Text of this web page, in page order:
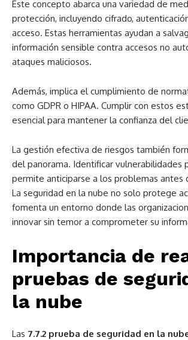
Este concepto abarca una variedad de
protección, incluyendo cifrado,
acceso. Estas herramientas ayudan a
información sensible contra accesos no
ataques maliciosos.
Además, implica el cumplimiento de
como GDPR o HIPAA. Cumplir con estos
esencial para mantener la confianza del
La gestión efectiva de riesgos también
del panorama. Identificar vulnerabilidades
permite anticiparse a los problemas antes
La seguridad en la nube no solo protege
fomenta un entorno donde las
innovar sin temor a comprometer su
Importancia de
pruebas de
la nube
Las 7.7.2 prueba de seguridad en la